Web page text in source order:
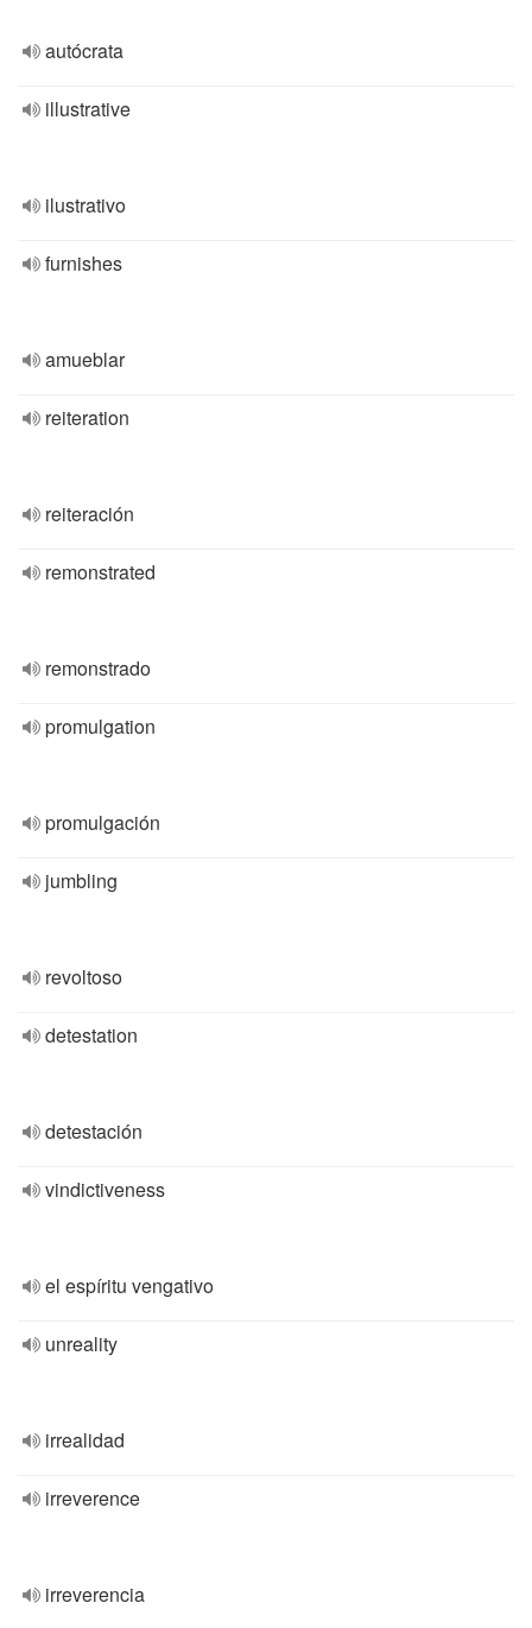
autócrata
illustrative
ilustrativo
furnishes
amueblar
reiteration
reiteración
remonstrated
remonstrado
promulgation
promulgación
jumbling
revoltoso
detestation
detestación
vindictiveness
el espíritu vengativo
unreality
irrealidad
irreverence
irreverencia